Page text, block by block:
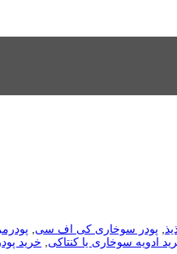
, پودر سوخاری کی اف سی,
ادویه سوخاری یا کنتاکی, خرید